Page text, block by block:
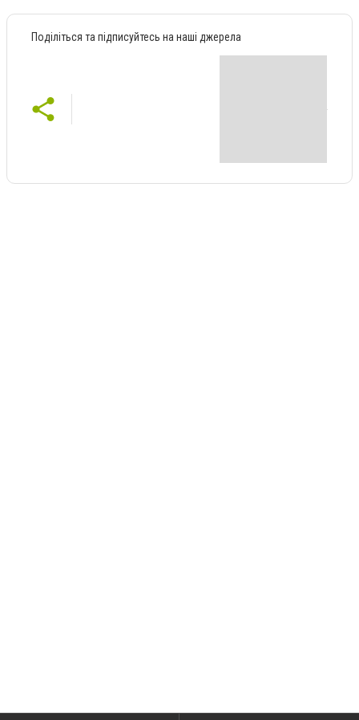
Поділіться та підписуйтесь на наші джерела